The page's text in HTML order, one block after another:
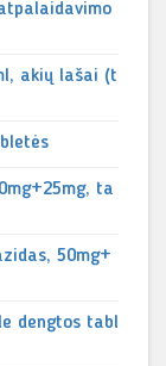
akių lašai (t
ta
50mg+
dengtos tabl